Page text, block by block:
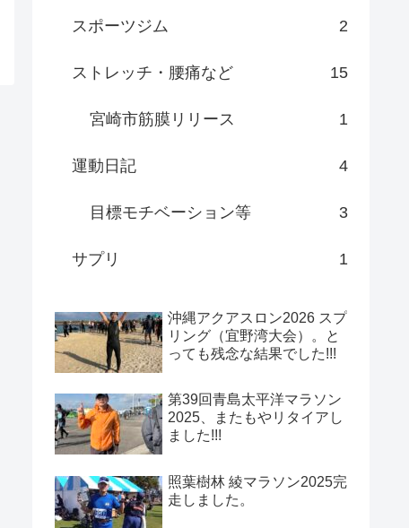
スポーツジム 2
ストレッチ・腰痛など 15
宮崎市筋膜リリース 1
運動日記 4
目標モチベーション等 3
サプリ 1
沖縄アクアスロン2026 スプ
リング（宜野湾大会）。と
っても残念な結果でした!!!
第39回青島太平洋マラソン
2025、またもやリタイアし
ました!!!
照葉樹林 綾マラソン2025完
走しました。